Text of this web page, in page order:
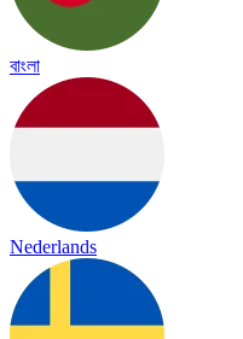
বাংলা
Nederlands